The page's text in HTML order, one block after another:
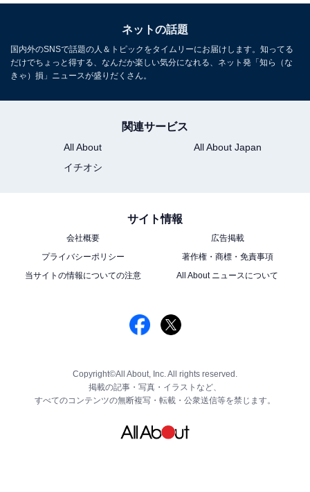
ネットの話題
国内外のSNSで話題の人＆トピックをタイムリーにお届けします。知ってる
だけでちょっと得する、なんだか楽しい気分になれる、ネット発「知ら（な
きゃ）損」ニュースが盛りだくさん。
関連サービス
All About
All About Japan
イチオシ
サイト情報
会社概要
広告掲載
プライバシーポリシー
著作権・商標・免責事項
当サイトの情報についての注意
All About ニュースについて
Copyright©All About, Inc. All rights reserved.
掲載の記事・写真・イラストなど、
すべてのコンテンツの無断複写・転載・公衆送信等を禁じます。